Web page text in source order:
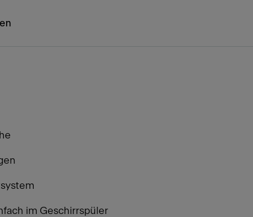
im Geschirrspüler